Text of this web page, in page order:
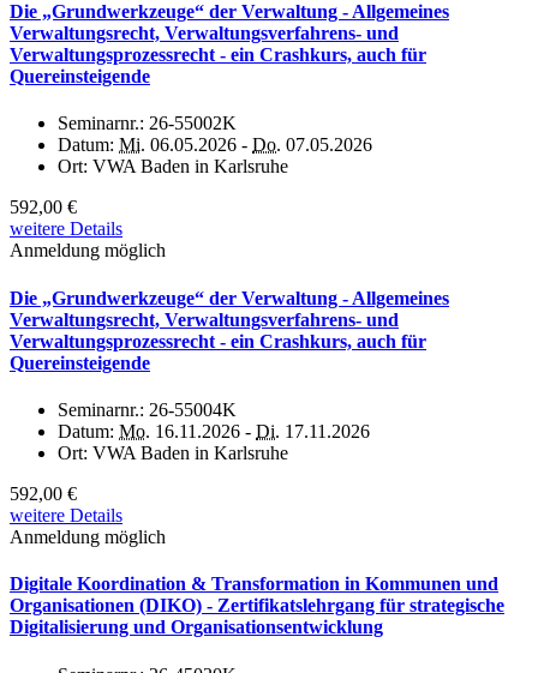
Die „Grundwerkzeuge“ der Verwaltung - Allgemeines
Verwaltungsrecht, Verwaltungsverfahrens- und
Verwaltungsprozessrecht - ein Crashkurs, auch für
Quereinsteigende
Seminarnr.: 26-55002K
Datum: Mi. 06.05.2026 - Do. 07.05.2026
Ort: VWA Baden in Karlsruhe
592,00 €
weitere Details
Anmeldung möglich
Die „Grundwerkzeuge“ der Verwaltung - Allgemeines
Verwaltungsrecht, Verwaltungsverfahrens- und
Verwaltungsprozessrecht - ein Crashkurs, auch für
Quereinsteigende
Seminarnr.: 26-55004K
Datum: Mo. 16.11.2026 - Di. 17.11.2026
Ort: VWA Baden in Karlsruhe
592,00 €
weitere Details
Anmeldung möglich
Digitale Koordination & Transformation in Kommunen und
Organisationen (DIKO) - Zertifikatslehrgang für strategische
Digitalisierung und Organisationsentwicklung